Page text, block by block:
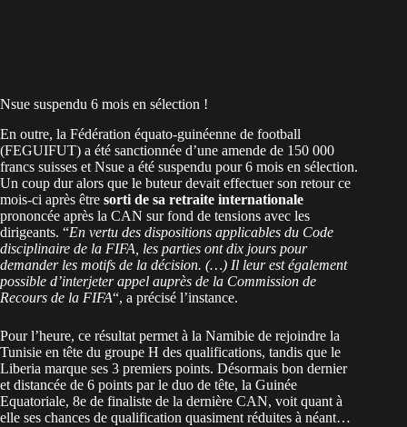
Nsue suspendu 6 mois en sélection !
En outre, la Fédération équato-guinéenne de football
(FEGUIFUT) a été sanctionnée d’une amende de 150 000
francs suisses et Nsue a été suspendu pour 6 mois en sélection.
Un coup dur alors que le buteur devait effectuer son retour ce
mois-ci après être sorti de sa retraite internationale
prononcée après la CAN sur fond de tensions avec les
dirigeants. “En vertu des dispositions applicables du Code
disciplinaire de la FIFA, les parties ont dix jours pour
demander les motifs de la décision. (…) Il leur est également
possible d’interjeter appel auprès de la Commission de
Recours de la FIFA“, a précisé l’instance.
Pour l’heure, ce résultat permet à la Namibie de rejoindre la
Tunisie en tête du groupe H des qualifications, tandis que le
Liberia marque ses 3 premiers points. Désormais bon dernier
et distancée de 6 points par le duo de tête, la Guinée
Equatoriale, 8e de finaliste de la dernière CAN, voit quant à
elle ses chances de qualification quasiment réduites à néant…